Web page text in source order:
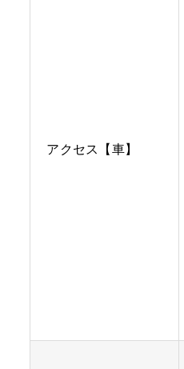
アクセス【車】